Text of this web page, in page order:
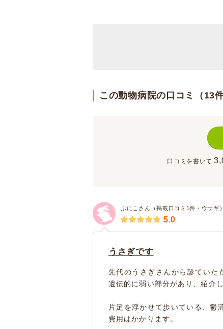
この動物病院の口コミ（13件
口コミを書いて
ぷにこさん（掲載口コミ1件・ウサギ）
5.0
うさぎです
先代のうさぎさんから診ていた
遺伝的に弱い部分があり、紹介
片足を浮かせて歩いている、鬱
費用はかかります。